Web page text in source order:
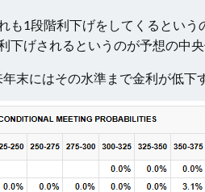
1段階利下げをしてくるという
げされるというのが予想の中央
末にはその水準まで金利が低下